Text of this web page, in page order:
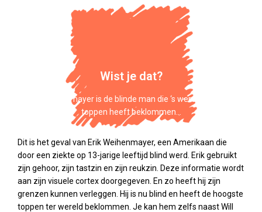
Wist je dat?
Erick Weihenmayer is de blinde man die ‘s werelds hoogste
toppen heeft beklommen…
Dit is het geval van Erik Weihenmayer, een Amerikaan die
door een ziekte op 13-jarige leeftijd blind werd. Erik gebruikt
zijn gehoor, zijn tastzin en zijn reukzin. Deze informatie wordt
aan zijn visuele cortex doorgegeven. En zo heeft hij zijn
grenzen kunnen verleggen. Hij is nu blind en heeft de hoogste
toppen ter wereld beklommen. Je kan hem zelfs naast Will